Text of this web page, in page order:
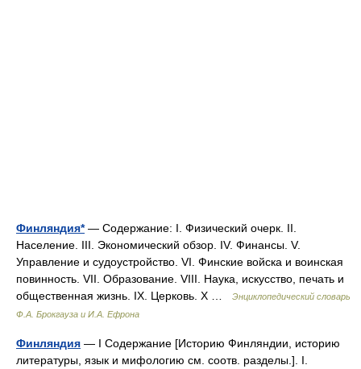
Финляндия*— Содержание: I. Физический очерк. II.
Население. III. Экономический обзор. IV. Финансы. V.
Управление и судоустройство. VI. Финские войска и воинская
повинность. VII. Образование. VIII. Наука, искусство, печать и
общественная жизнь. IX. Церковь. X …
Энциклопедический словарь
Ф.А. Брокгауза и И.А. Ефрона
Финляндия — I Содержание [Историю Финляндии, историю
литературы, язык и мифологию см. соотв. разделы.]. I.